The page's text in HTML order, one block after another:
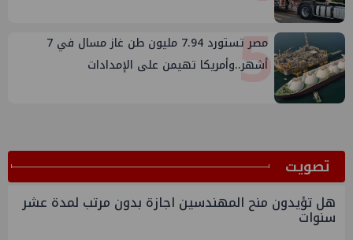
5
مصر تستورد 7.94 مليون طن غاز مسال في 7
أشهر..وأمريكا تهيمن على الإمدادات
ﺗﺼﻮﻳﺖ
هل تؤيدون منح المهندسين اجازة بدون مرتب لمدة عشر
سنوات